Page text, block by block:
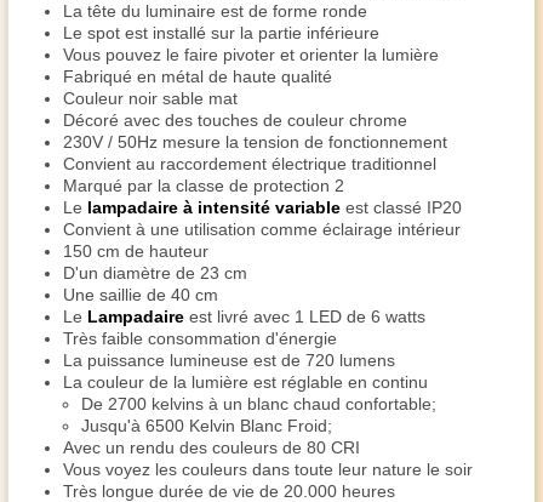
La tête du luminaire est de forme ronde
Le spot est installé sur la partie inférieure
Vous pouvez le faire pivoter et orienter la lumière
Fabriqué en métal de haute qualité
Couleur noir sable mat
Décoré avec des touches de couleur chrome
230V / 50Hz mesure la tension de fonctionnement
Convient au raccordement électrique traditionnel
Marqué par la classe de protection 2
Le lampadaire à intensité variable est classé IP20
Convient à une utilisation comme éclairage intérieur
150 cm de hauteur
D'un diamètre de 23 cm
Une saillie de 40 cm
Le Lampadaire est livré avec 1 LED de 6 watts
Très faible consommation d'énergie
La puissance lumineuse est de 720 lumens
La couleur de la lumière est réglable en continu
De 2700 kelvins à un blanc chaud confortable;
Jusqu'à 6500 Kelvin Blanc Froid;
Avec un rendu des couleurs de 80 CRI
Vous voyez les couleurs dans toute leur nature le soir
Très longue durée de vie de 20.000 heures